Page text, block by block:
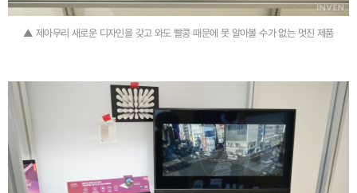
▲ 제아무리 새로운 디자인을 갖고 와도 빨콩 때문에 못 알아볼 수가 없는 멋진 제품